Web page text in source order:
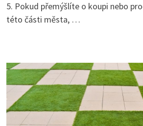
5. Pokud přemýšlíte o koupi nebo
této části města, …